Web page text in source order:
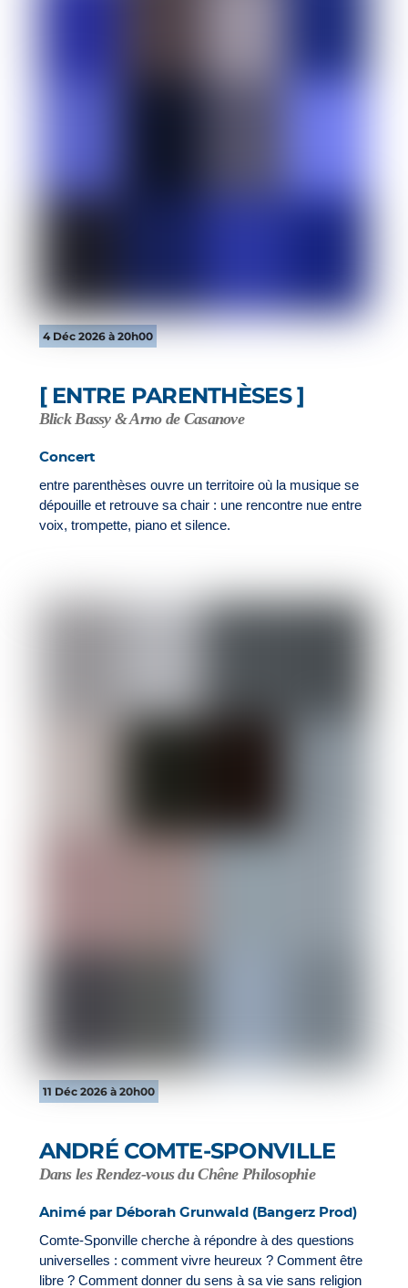
4 Déc 2026 à 20h00
[ ENTRE PARENTHÈSES ]
Blick Bassy & Arno de Casanove
Concert
entre parenthèses ouvre un territoire où la musique se
dépouille et retrouve sa chair : une rencontre nue entre
voix, trompette, piano et silence.
11 Déc 2026 à 20h00
ANDRÉ COMTE-SPONVILLE
Dans les Rendez-vous du Chêne Philosophie
Animé par Déborah Grunwald (Bangerz Prod)
Comte-Sponville cherche à répondre à des questions
universelles : comment vivre heureux ? Comment être
libre ? Comment donner du sens à sa vie sans religion